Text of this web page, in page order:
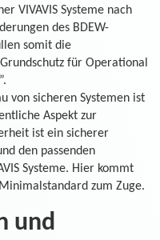
VIVAVIS Systeme nach
des BDEW-
somit die
für Operational
von sicheren Systemen ist
Aspekt zur
ist ein sicherer
den passenden
Systeme. Hier kommt
zum Zuge.
und